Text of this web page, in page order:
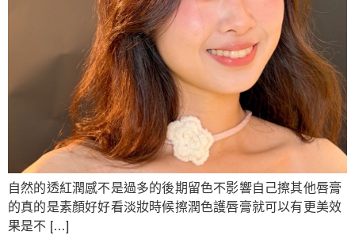
自然的透紅潤感不是過多的後期留色不影響自己擦其他唇膏
的真的是素顏好好看淡妝時候擦潤色護唇膏就可以有更美效
果是不 […]